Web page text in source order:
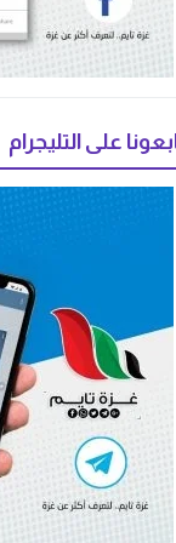
على التليجرام